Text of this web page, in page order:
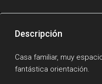
Descripción
Casa familiar, muy
fantástica orientación.